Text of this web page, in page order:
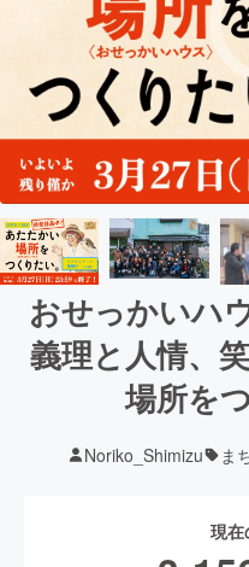
おせっかいハ
義理と人情、
場所を
Noriko_Shimizu ま
現在